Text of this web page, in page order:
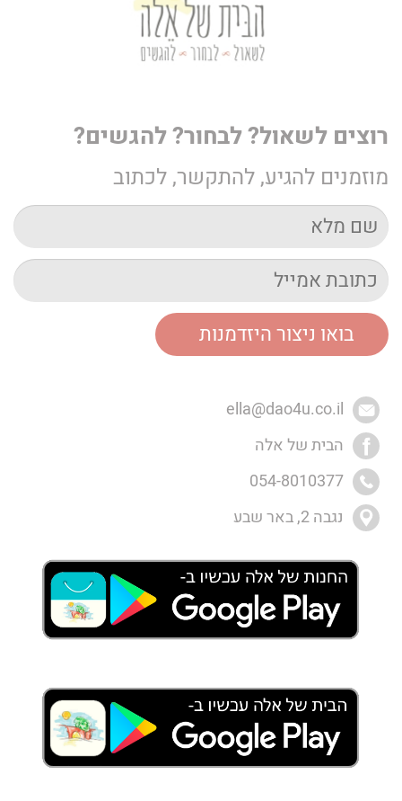
רוצים לשאול? לבחור? להגשים?
מוזמנים להגיע, להתקשר, לכתוב
ella@dao4u.co.il
הבית של אלה
054-8010377
נגבה 2, באר שבע